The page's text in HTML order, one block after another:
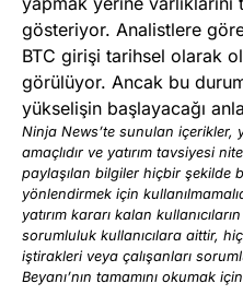
gösteriyor. Analistlere
BTC girişi tarihsel olarak
görülüyor. Ancak bu
yükselişin başlayacağı
Ninja News’te sunulan içerikler,
amaçlıdır ve yatırım tavsiyesi
paylaşılan bilgiler hiçbir şekilde
yönlendirmek için
yatırım kararı kalan
sorumluluk kullanıcılara aittir,
iştirakleri veya çalışanları
Beyanı’nın tamamını okumak için